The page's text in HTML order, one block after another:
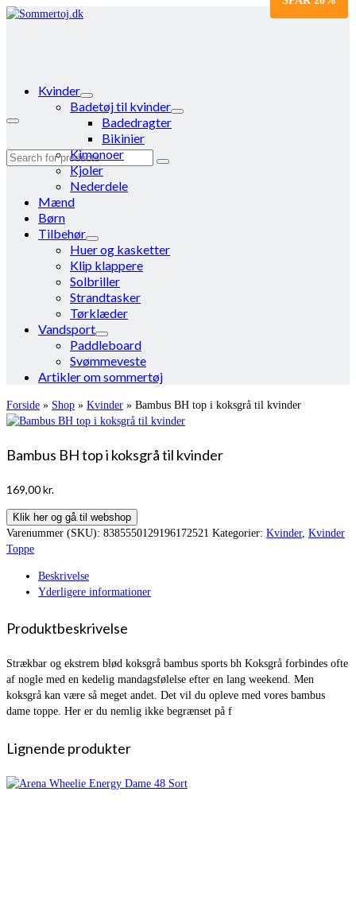
Search
Kvinder
Badetøj til kvinder
Badedragter
Bikinier
Kimonoer
Kjoler
Nederdele
Mænd
Børn
Tilbehør
Huer og kasketter
Klip klappere
Solbriller
Strandtasker
Tørklæder
Vandsport
Paddleboard
Svømmeveste
Artikler om sommertøj
Forside » Shop » Kvinder » Bambus BH top i koksgrå til kvinder
Bambus BH top i koksgrå til kvinder
169,00kr.
Klik her og gå til webshop
Varenummer (SKU): 8385550129196172521 Kategorier: Kvinder, Kvinder
Toppe
Beskrivelse
Yderligere informationer
Produktbeskrivelse
Strækbar og ekstrem blød koksgrå bambus sports bh Koksgrå forbindes ofte
af nogle med en kedelig mandagsfølelse efter en lang weekend. Men
koksgrå kan være så meget andet. Det vil du opleve med vores bambus
dame toppe. Her er du nemlig ikke begrænset på f
Lignende produkter